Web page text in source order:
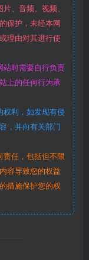
、音频、视频、
保护，未经本网
理由对其进行使
站时需要自行负责
上的任何行为承
权利，如发现有侵
，并向有关部门
责任，包括但不限
容导致您的权益
措施保护您的权